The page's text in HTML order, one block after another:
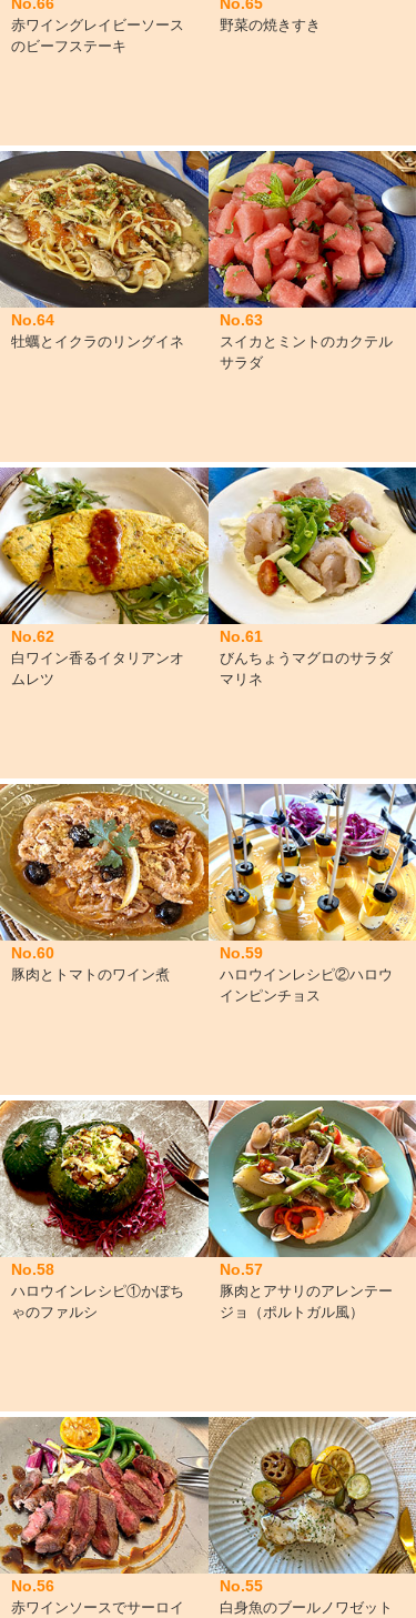
赤ワイングレイビーソース
のビーフステーキ
野菜の焼きすき
No.64
牡蠣とイクラのリングイネ
No.63
スイカとミントのカクテル
サラダ
No.62
白ワイン香るイタリアンオ
ムレツ
No.61
びんちょうマグロのサラダ
マリネ
No.60
豚肉とトマトのワイン煮
No.59
ハロウインレシピ②ハロウ
インピンチョス
No.58
ハロウインレシピ①かぼち
ゃのファルシ
No.57
豚肉とアサリのアレンテー
ジョ（ポルトガル風）
No.56
赤ワインソースでサーロイ
No.55
白身魚のブールノワゼット